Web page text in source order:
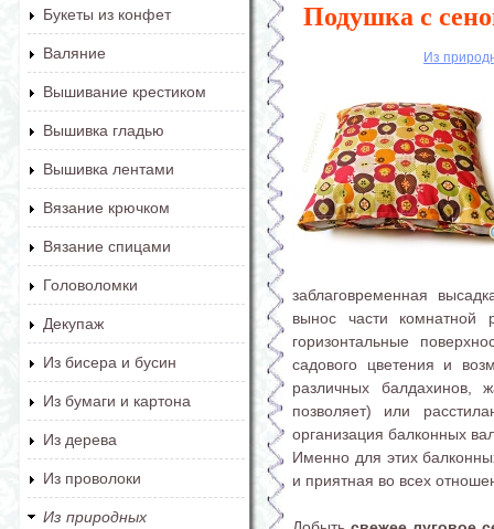
Букеты из конфет
Валяние
Вышивание крестиком
Вышивка гладью
Вышивка лентами
Вязание крючком
Вязание спицами
Головоломки
Декупаж
Из бисера и бусин
Из бумаги и картона
Из дерева
Из проволоки
Из природных
Подушка с
Из
заблаговременная
вынос части комнатной
горизонтальные
садового цветения и
различных балдахинов,
позволяет) или
организация балконных
Именно для этих
и приятная во всех